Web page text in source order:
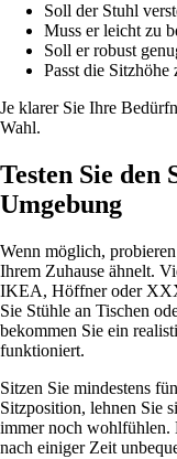
Soll der Stuhl
Muss er leicht zu
Soll er robust
Passt die Sitzhöhe
Je klarer Sie Ihre
Wahl.
Testen Sie
Umgebung
Wenn möglich,
Ihrem Zuhause ähnelt.
IKEA, Höffner oder
Sie Stühle an Tischen
bekommen Sie ein
funktioniert.
Sitzen Sie mindestens
Sitzposition, lehnen Sie
immer noch wohlfühlen.
nach einiger Zeit